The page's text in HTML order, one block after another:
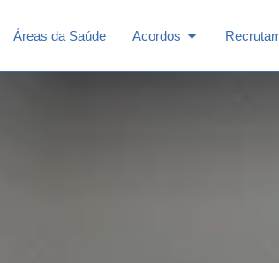
Especialidades
Áreas da Saúde Acordos Open Acordos